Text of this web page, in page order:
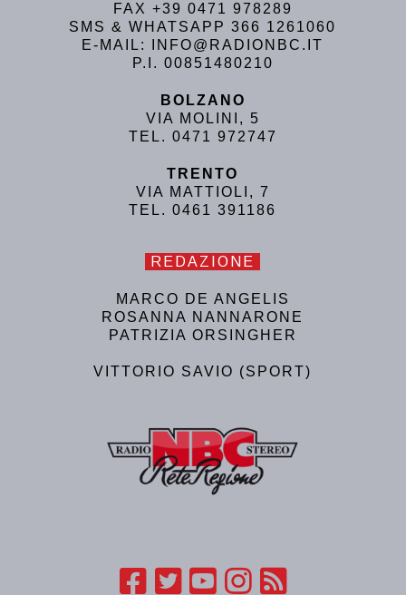
FAX +39 0471 978289
SMS & WHATSAPP 366 1261060
E-MAIL: INFO@RADIONBC.IT
P.I. 00851480210
BOLZANO
VIA MOLINI, 5
TEL. 0471 972747
TRENTO
VIA MATTIOLI, 7
TEL. 0461 391186
REDAZIONE
MARCO DE ANGELIS
ROSANNA NANNARONE
PATRIZIA ORSINGHER
VITTORIO SAVIO (SPORT)